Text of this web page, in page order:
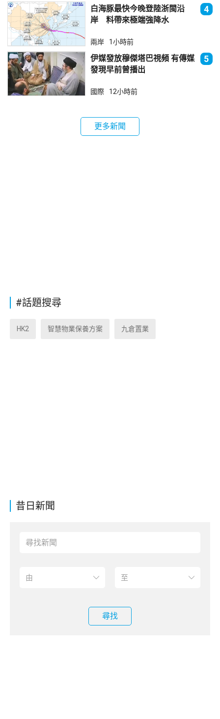
昔日新聞
尋找
白海豚最快今晚登陸浙閩沿
岸 料帶來極端強降水
4
兩岸 1小時前
伊媒發放穆傑塔巴視頻 有傳媒
發現早前曾播出
5
國際 12小時前
更多新聞
#話題搜尋
HK2 智慧物業保養方案 九倉置業